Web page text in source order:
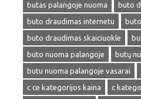
butas palangoje nuoma
buto
buto draudimas internetu
buto draudimas skaiciuokle
buto nuoma palangoje
butų
butu nuoma palangoje vasarai
c ce kategorijos kaina
c